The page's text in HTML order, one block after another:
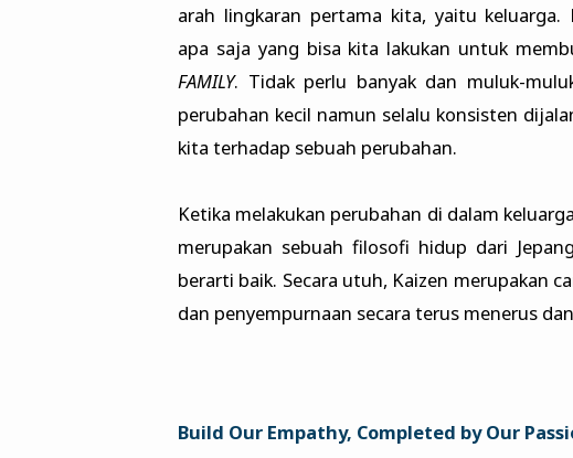
arah lingkaran pertama kita, yaitu keluarga.
apa saja yang bisa kita lakukan untuk
FAMILY. Tidak perlu banyak dan muluk-
perubahan kecil namun selalu konsisten
kita terhadap sebuah perubahan.
Ketika melakukan perubahan di dalam
merupakan sebuah filosofi hidup dari
berarti baik. Secara utuh, Kaizen merupakan
dan penyempurnaan secara terus menerus
Build Our Empathy, Completed by Our